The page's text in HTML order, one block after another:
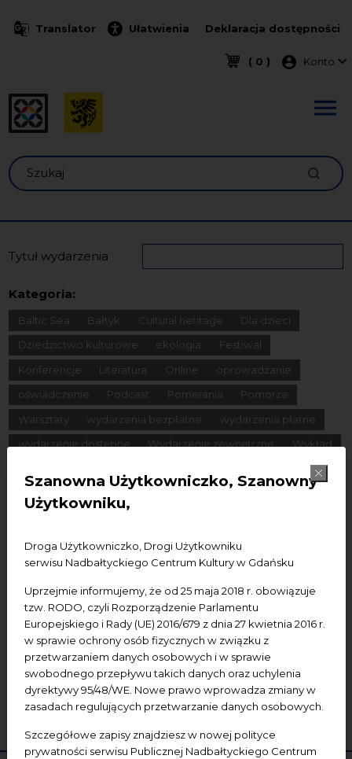
Szanowna Użytkowniczko, Szanowny
Użytkowniku,
Droga Użytkowniczko, Drogi Użytkowniku
serwisu Nadbałtyckiego Centrum Kultury w Gdańsku
Uprzejmie informujemy, że od 25 maja 2018 r. obowiązuje
tzw. RODO, czyli Rozporządzenie Parlamentu
Europejskiego i Rady (UE) 2016/679 z dnia 27 kwietnia 2016 r.
w sprawie ochrony osób fizycznych w związku z
przetwarzaniem danych osobowych i w sprawie
swobodnego przepływu takich danych oraz uchylenia
dyrektywy 95/48/WE. Nowe prawo wprowadza zmiany w
zasadach regulujących przetwarzanie danych osobowych.
Szczegółowe zapisy znajdziesz w nowej polityce
prywatności serwisu Publicznej Nadbałtyckiego Centrum
Translator Ułatwienia Deklaracja dostępności
( 0 ) Menu
Konto
Szukaj
Tytuł wydarzenia
Kategoria:
Baltic Sea Bałtyk Cultural heritage
Dla dzieci
Dziedzictwo kulturowe
ekologia
Festiwal
Konferencje
Literatura Online
oprowadzanie
oświadczenie
Podcast Pomerania
Pomorze
Warsztaty
wydarzenia bezpłatne
wydarzenia płatne
wydarzenie dostępne
Wydarzenie zewnętrzne
Wykład
Badania
Data końcowa
Termin:
-Wszystkie- Dzisiaj Jutro Pojutrze
Następny tydzień Następny miesiąc
WYCZYŚĆ SZUKAJ